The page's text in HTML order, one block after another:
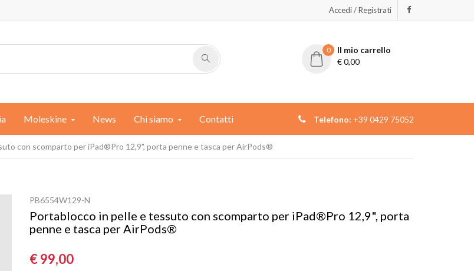
Accedi / Registrati
0
Il mio carrello
€0,00
Moleskine News Chi siamo Contatti Telefono: +39 0429 75052
con scomparto per iPad®Pro 12,9", porta penne e tasca per AirPods®
PB6554W129-N
Portablocco in pelle e tessuto con scomparto per iPad®Pro 12,9", porta
penne e tasca per AirPods®
€ 99,00